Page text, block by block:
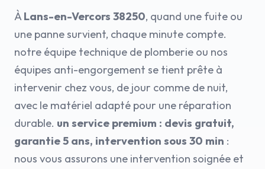
ÀLans-en-Vercors 38250, quand une fuite ou
une panne survient, chaque minute compte.
notre équipe technique de plomberie ou nos
équipes anti-engorgement se tient prête à
intervenir chez vous, de jour comme de nuit,
avec le matériel adapté pour une réparation
durable. un service premium : devis gratuit,
garantie 5 ans, intervention sous 30 min :
nous vous assurons une intervention soignée et